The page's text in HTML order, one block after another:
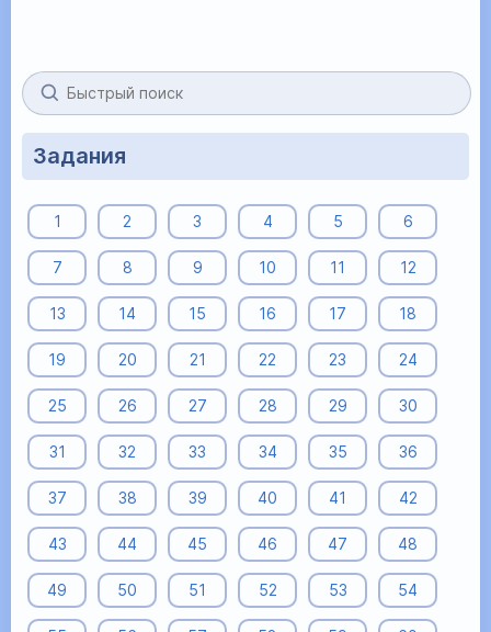
Задания
1 2 3 4 5 6
7 8 9 10 11 12
13 14 15 16 17 18
19 20 21 22 23 24
25 26 27 28 29 30
31 32 33 34 35 36
37 38 39 40 41 42
43 44 45 46 47 48
49 50 51 52 53 54